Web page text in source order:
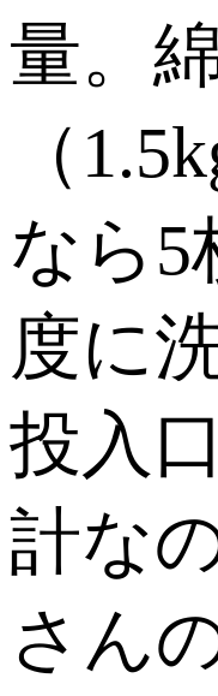
量。
（
なら5
度に
投入
計な
さん